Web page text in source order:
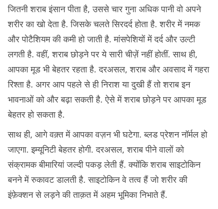
जितनी शराब इंसान पीता है, उससे चार गुना अधिक पानी वो अपने
शरीर का खो देता है. जिसके चलते सिरदर्द होता है. शरीर में नमक
और पोटैशियम की कमी हो जाती है. मांसपेशियों में दर्द और उल्टी
लगती है. वहीं, शराब छोड़ने पर ये सारी चीज़ें नहीं होतीं. साथ ही,
आपका मूड भी बेहतर रहता है. दरअसल, शराब और अवसाद में गहरा
रिश्ता है. अगर आप पहले से ही निराश या दुखी हैं तो शराब इन
भावनाओं को और बढ़ा सकती है. ऐसे में शराब छोड़ने पर आपका मूड
बेहतर हो सकता है.
साथ ही, आगे वक़्त में आपका वज़न भी घटेगा. ब्लड प्रेशन नॉर्मल हो
जाएगा. इम्यूनिटी बेहतर होगी. दरअसल, शराब पीने वालों को
संक्रामक बीमारियां जल्दी पकड़ लेती हैं. क्योंंकि शराब साइटोकिन
बनने में रुकावट डालती है. साइटोकिन वे तत्व हैं जो शरीर की
इंफ़ेक्शन से लड़ने की ताक़त में अहम भूमिका निभाते हैं.